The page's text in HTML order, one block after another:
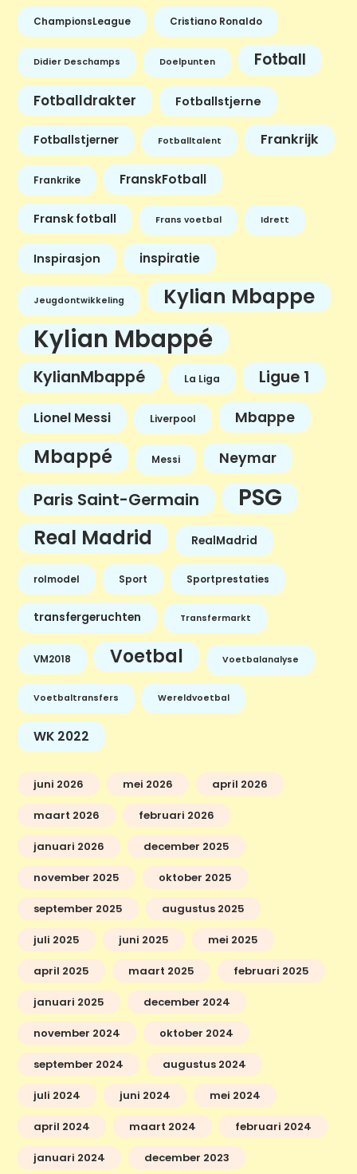
ChampionsLeague Cristiano Ronaldo
Didier Deschamps Doelpunten Fotball
Fotballdrakter Fotballstjerne
Fotballstjerner Fotballtalent Frankrijk
Frankrike FranskFotball
Fransk fotball Frans voetbal Idrett
Inspirasjon inspiratie
Jeugdontwikkeling Kylian Mbappe
Kylian Mbappé
KylianMbappé La Liga Ligue 1
Lionel Messi Liverpool Mbappe
Mbappé Messi Neymar
Paris Saint-Germain PSG
Real Madrid RealMadrid
rolmodel Sport Sportprestaties
transfergeruchten Transfermarkt
VM2018 Voetbal Voetbalanalyse
Voetbaltransfers Wereldvoetbal
WK 2022
juni 2026 mei 2026 april 2026
maart 2026 februari 2026
januari 2026 december 2025
november 2025 oktober 2025
september 2025 augustus 2025
juli 2025 juni 2025 mei 2025
april 2025 maart 2025 februari 2025
januari 2025 december 2024
november 2024 oktober 2024
september 2024 augustus 2024
juli 2024 juni 2024 mei 2024
april 2024 maart 2024 februari 2024
januari 2024 december 2023